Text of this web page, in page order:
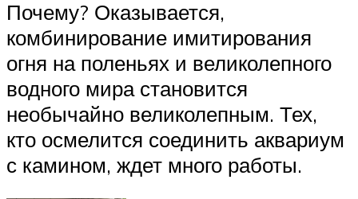
Почему? Оказывается,
комбинирование имитирования
огня на поленьях и великолепного
водного мира становится
необычайно великолепным. Тех,
кто осмелится соединить аквариум
с камином, ждет много работы.